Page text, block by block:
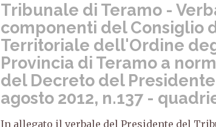
Tribunale di Teramo -
componenti del Consiglio
Territoriale dell'Ordine
Provincia di Teramo a
del Decreto del
agosto 2012, n.137 -
In allegato il verbale del Presidente del